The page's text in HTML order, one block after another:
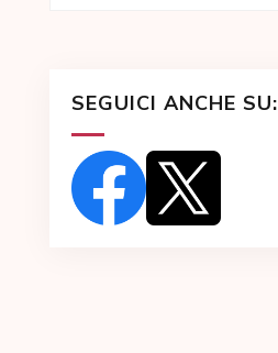
SEGUICI ANCHE SU: